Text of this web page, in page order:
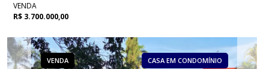
VENDA
R$ 3.700.000,00
VENDA CASA EM CONDOMÍNIO